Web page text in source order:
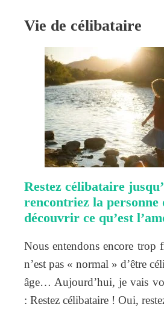
Vie de célibataire
Restez célibataire
rencontriez la personne
découvrir ce qu’est
Nous entendons encore trop
n’est pas « normal » d’être
âge… Aujourd’hui, je vais
: Restez célibataire ! Oui,